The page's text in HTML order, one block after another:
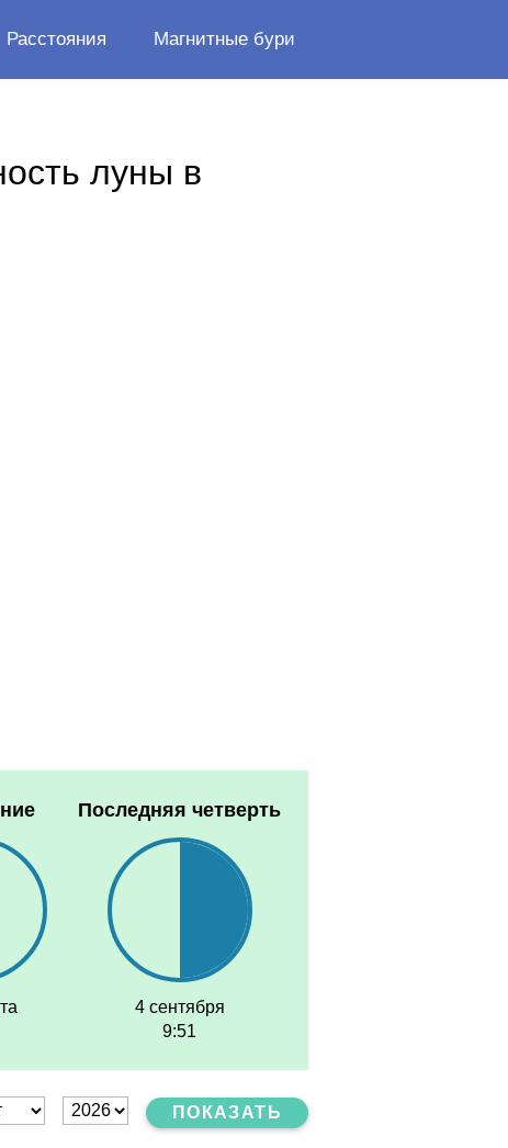
Расстояния Магнитные бури
луны в
Последняя четверть
4 сентября
9:51
ПОКАЗАТЬ